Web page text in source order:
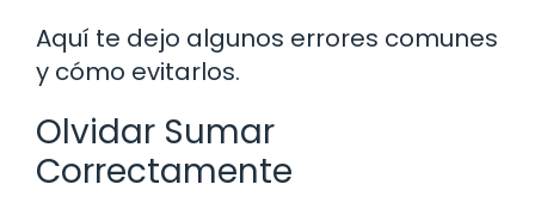
Aquí te dejo algunos errores comunes
y cómo evitarlos.
Olvidar Sumar
Correctamente